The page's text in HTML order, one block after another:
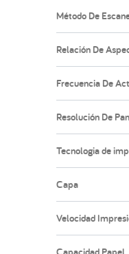
Método De
Relación De
Frecuencia De
Resolución De
Tecnologia de
Capa
Velocidad